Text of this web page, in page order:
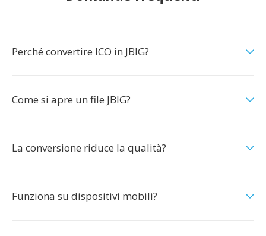
Perché convertire ICO in JBIG?
Come si apre un file JBIG?
La conversione riduce la qualità?
Funziona su dispositivi mobili?